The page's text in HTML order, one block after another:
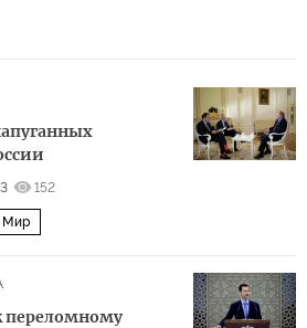
152
Мир
переломному